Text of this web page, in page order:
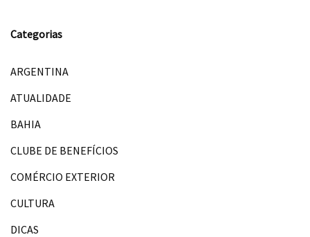
Categorias
ARGENTINA
ATUALIDADE
BAHIA
CLUBE DE BENEFÍCIOS
COMÉRCIO EXTERIOR
CULTURA
DICAS